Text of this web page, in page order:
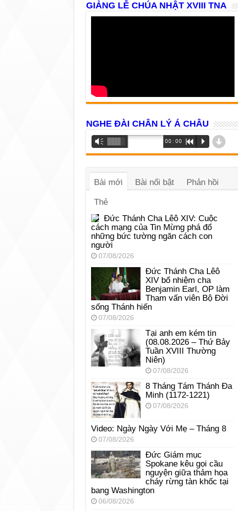
GIẢNG LỄ CHÚA NHẬT XVIII TNA
NGHE ĐÀI CHÂN LÝ Á CHÂU
Trình
phát
âm
Vm 00:00 R P d
Bài mới Bài nổi bật Phản hồi
Thẻ
Đức Thánh Cha Lêô XIV: Cuộc
cách mạng của Tin Mừng phá đổ
những bức tường ngăn cách con
người
07/08/2026
Đức Thánh Cha Lêô
XIV bổ nhiệm cha
Benjamin Earl, OP làm
Tham vấn viên Bộ Đời
sống Thánh hiến
07/08/2026
Tại anh em kém tin
(08.08.2026 – Thứ Bảy
Tuần XVIII Thường
Niên)
07/08/2026
8 Tháng Tám Thánh Ða
Minh (1172-1221)
07/08/2026
Video: Ngày Ngày Với Mẹ – Tháng 8
07/08/2026
Đức Giám mục
Spokane kêu gọi cầu
nguyện giữa thảm họa
cháy rừng tàn khốc tại
bang Washington
06/08/2026